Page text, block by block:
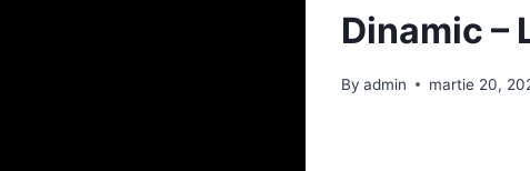
Dinamic –
By admin martie 20,